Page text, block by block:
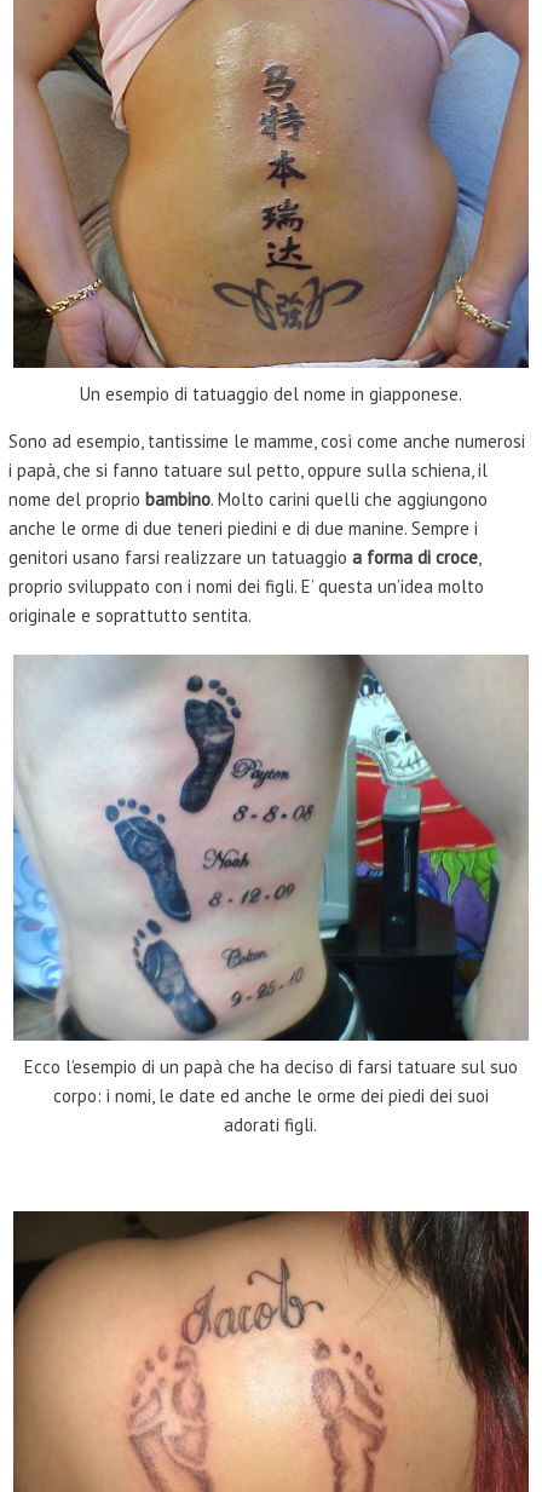
Un esempio di tatuaggio del nome in giapponese.
Sono ad esempio, tantissime le mamme, così come anche numerosi
i papà, che si fanno tatuare sul petto, oppure sulla schiena, il
nome del proprio bambino. Molto carini quelli che aggiungono
anche le orme di due teneri piedini e di due manine. Sempre i
genitori usano farsi realizzare un tatuaggio a forma di croce,
proprio sviluppato con i nomi dei figli. E’ questa un’idea molto
originale e soprattutto sentita.
Ecco l’esempio di un papà che ha deciso di farsi tatuare sul suo
corpo: i nomi, le date ed anche le orme dei piedi dei suoi
adorati figli.